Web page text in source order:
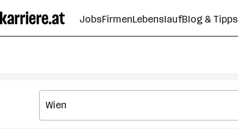
Seiteninhalt
springen
JobsFirmenLebenslaufBlog & Tipps